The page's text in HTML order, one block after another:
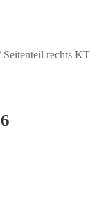
Seitenteil rechts